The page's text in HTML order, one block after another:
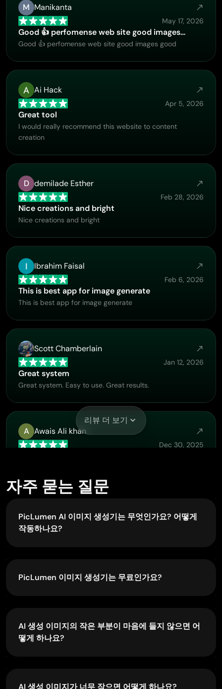
What really stood out to me was how friendly,
approachable, and collaborative they were throughout
the process. I never felt like I was just submitting a
problem ticket — it felt like they genuinely cared about
improving the experience and helping users succeed. I
truly enjoy using the platform and appreciate the level of
support and dedication behind it. I would absolutely
recommend PicLumen to anyone interested in this type
of creative work.
M Manikanta
May 17, 2026
Good 👍 perfomense web site good images…
Good 👍 perfomense web site good images good
Ai Hack
Apr 5, 2026
Great tool
I would really recommend this website to content
creation
D demilade Esther
Feb 28, 2026
Nice creations and bright
Nice creations and bright
Ibrahim Faisal
Feb 6, 2026
This is best app for image generate
This is best app for image generate
Scott Chamberlain
Jan 12, 2026
Great system
Great system. Easy to use. Great results.
A Awais Ali khan
Dec 30, 2025
N Naveed Adel
like is aesy to used
like is aesy to used i like, im new on this site and i love
how is all. thanks
리뷰 더 보기
자주 묻는 질문
PicLumen AI 이미지 생성기는 무엇인가요? 어떻게
작동하나요?
트워크로 변환해 주는 최첨단 도구입니다.
이미지 투 이미지: PicLumen은 강력한 역이미지 분석
을 통해 사진의 핵심은 유지하면서 예술적인 창의성
PicLumen 이미지 생성기는 무료인가요?
다.
AI 생성 이미지의 작은 부분이 마음에 들지 않으면 어
떻게 하나요?
다. PicLumen은 배경 제거, 인페인팅, 확장, 리믹스 등
AI 생성 이미지가 너무 작으면 어떻게 하나요?